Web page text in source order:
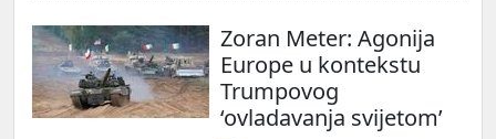
Zoran Meter: Agonija
Europe u kontekstu
Trumpovog
‘ovladavanja svijetom’